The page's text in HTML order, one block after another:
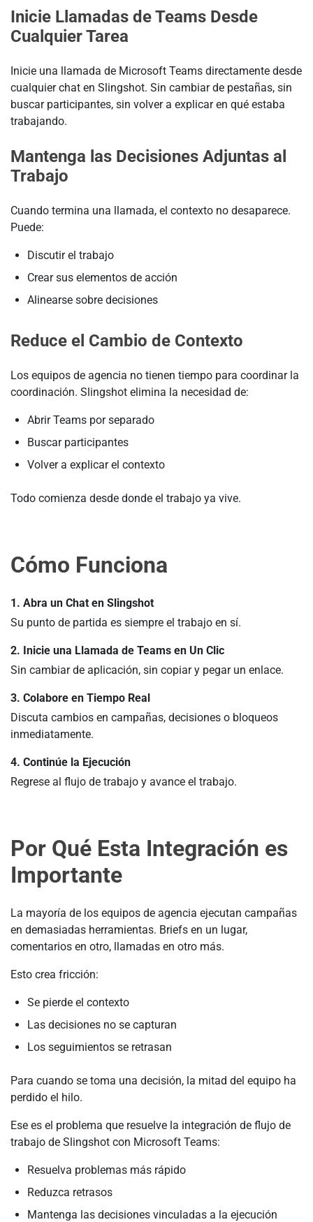
Inicie Llamadas de Teams Desde
Cualquier Tarea
Inicie una llamada de Microsoft Teams directamente desde
cualquier chat en Slingshot. Sin cambiar de pestañas, sin
buscar participantes, sin volver a explicar en qué estaba
trabajando.
Mantenga las Decisiones Adjuntas al
Trabajo
Cuando termina una llamada, el contexto no desaparece.
Puede:
Discutir el trabajo
Crear sus elementos de acción
Alinearse sobre decisiones
Reduce el Cambio de Contexto
Los equipos de agencia no tienen tiempo para coordinar la
coordinación. Slingshot elimina la necesidad de:
Abrir Teams por separado
Buscar participantes
Volver a explicar el contexto
Todo comienza desde donde el trabajo ya vive.
Cómo Funciona
1. Abra un Chat en Slingshot
Su punto de partida es siempre el trabajo en sí.
2. Inicie una Llamada de Teams en Un Clic
Sin cambiar de aplicación, sin copiar y pegar un enlace.
3. Colabore en Tiempo Real
Discuta cambios en campañas, decisiones o bloqueos
inmediatamente.
4. Continúe la Ejecución
Regrese al flujo de trabajo y avance el trabajo.
Por Qué Esta Integración es
Importante
La mayoría de los equipos de agencia ejecutan campañas
en demasiadas herramientas. Briefs en un lugar,
comentarios en otro, llamadas en otro más.
Esto crea fricción:
Se pierde el contexto
Las decisiones no se capturan
Los seguimientos se retrasan
Para cuando se toma una decisión, la mitad del equipo ha
perdido el hilo.
Ese es el problema que resuelve la integración de flujo de
trabajo de Slingshot con Microsoft Teams:
Resuelva problemas más rápido
Reduzca retrasos
Mantenga las decisiones vinculadas a la ejecución